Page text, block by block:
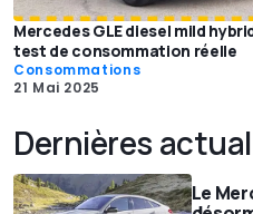
Mercedes GLE diesel mild
test de consommation réelle
Consommations
21 Mai 2025
Dernières
Le